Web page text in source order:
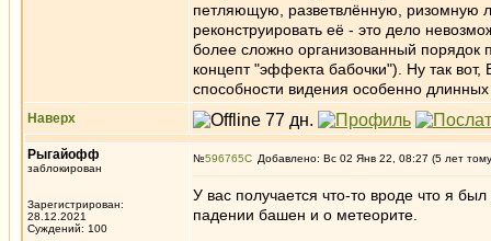
петляющую, разветвлённую, ризомную
реконструировать её - это дело
более сложно организованный порядок
концепт "эффекта бабочки"). Ну так
способности видения особенно
Наверх
Рыгайофф
заблокирован
Зарегистрирован:
28.12.2021
Суждений: 100
№596765 Добавлено: Вс 02 Янв 22, 08:27 (5 лет
У вас получается что-то вроде что я
падении башен и о метеорите.